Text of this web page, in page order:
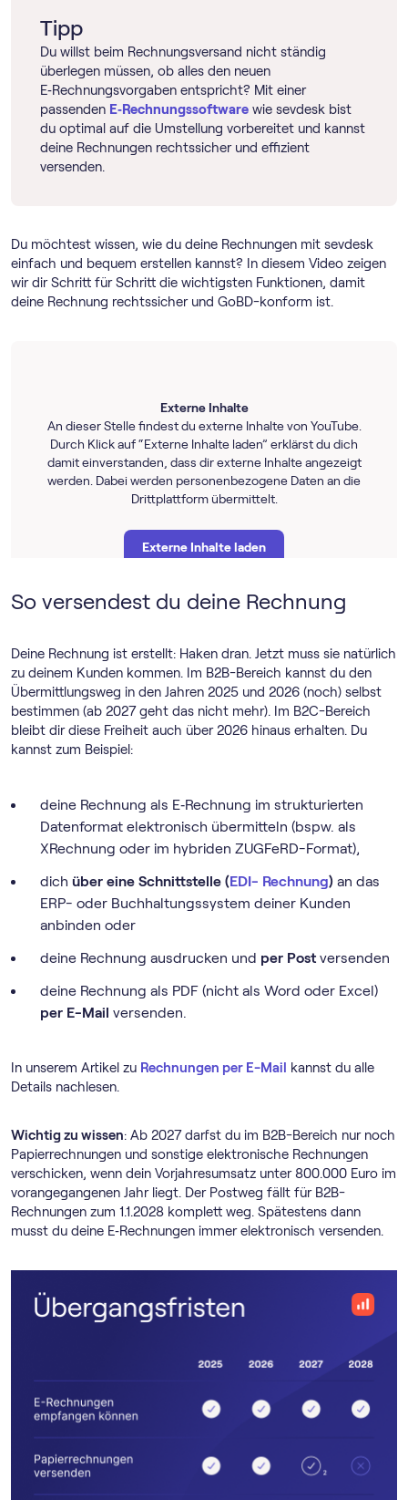
Tipp
Du willst beim Rechnungsversand nicht ständig
überlegen müssen, ob alles den neuen
E‑Rechnungsvorgaben entspricht? Mit einer
passenden E‑Rechnungssoftware wie sevdesk bist
du optimal auf die Umstellung vorbereitet und kannst
deine Rechnungen rechtssicher und effizient
versenden.
Du möchtest wissen, wie du deine Rechnungen mit sevdesk
einfach und bequem erstellen kannst? In diesem Video zeigen
wir dir Schritt für Schritt die wichtigsten Funktionen, damit
deine Rechnung rechtssicher und GoBD-konform ist.
Externe Inhalte
An dieser Stelle findest du externe Inhalte von YouTube.
Durch Klick auf “Externe Inhalte laden” erklärst du dich
damit einverstanden, dass dir externe Inhalte angezeigt
werden. Dabei werden personenbezogene Daten an die
Drittplattform übermittelt.
Externe Inhalte laden
Weitere Informationen findest du in unserer
So versendest du deine Rechnung
Deine Rechnung ist erstellt: Haken dran. Jetzt muss sie natürlich
zu deinem Kunden kommen. Im B2B-Bereich kannst du den
Übermittlungsweg in den Jahren 2025 und 2026 (noch) selbst
bestimmen (ab 2027 geht das nicht mehr). Im B2C-Bereich
bleibt dir diese Freiheit auch über 2026 hinaus erhalten. Du
kannst zum Beispiel:
deine Rechnung als E‑Rechnung im strukturierten
Datenformat elektronisch übermitteln (bspw. als
XRechnung oder im hybriden ZUGFeRD-Format),
dich über eine Schnittstelle (EDI- Rechnung) an das
ERP- oder Buchhaltungssystem deiner Kunden
anbinden oder
deine Rechnung ausdrucken und per Post versenden
deine Rechnung als PDF (nicht als Word oder Excel)
per E-Mail versenden.
In unserem Artikel zu Rechnungen per E-Mail
kannst du alle
Details nachlesen.
Wichtig zu wissen: Ab 2027 darfst du im B2B-Bereich nur noch
Papierrechnungen und sonstige elektronische Rechnungen
verschicken, wenn dein Vorjahresumsatz unter 800.000 Euro im
vorangegangenen Jahr liegt. Der Postweg fällt für B2B-
Rechnungen zum 1.1.2028 komplett weg. Spätestens dann
musst du deine E‑Rechnungen immer elektronisch versenden.